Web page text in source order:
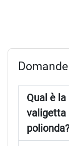
Qual è
valigetta
polionda?